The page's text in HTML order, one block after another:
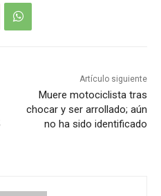
Artículo siguiente
Muere motociclista tras
chocar y ser arrollado; aún
no ha sido identificado